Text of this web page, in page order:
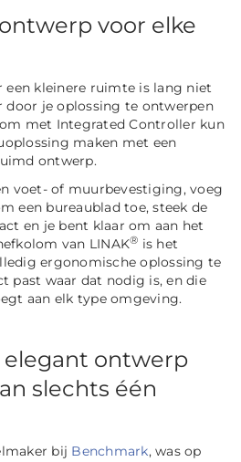
voor elke
een kleinere ruimte is lang niet
door je oplossing te ontwerpen
met Integrated Controller kun
maken met een
ontwerp.
voet- of muurbevestiging, voeg
een bureaublad toe, steek de
en je bent klaar om aan het
van LINAK® is het
ergonomische oplossing te
past waar dat nodig is, en die
aan elk type omgeving.
elegant ontwerp
slechts één
bij Benchmark, was op